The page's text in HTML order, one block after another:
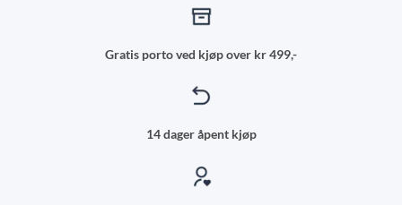
Gratis porto ved kjøp over kr 499,-
14 dager åpent kjøp